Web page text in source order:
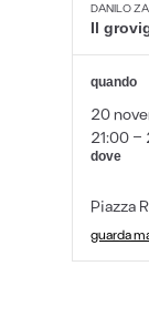
DANILO
Il
quando
20
21:00 -
dove
Piazza
guarda